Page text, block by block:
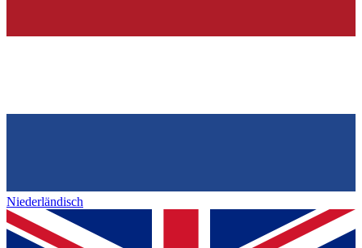
Niederländisch